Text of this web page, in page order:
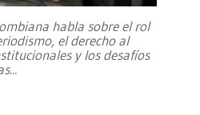
habla sobre el rol
el derecho al
y los desafíos
...